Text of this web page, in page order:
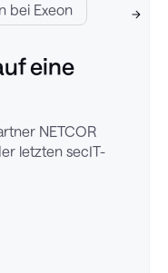
bei Exeon
eine
NETCOR
letzten secIT-